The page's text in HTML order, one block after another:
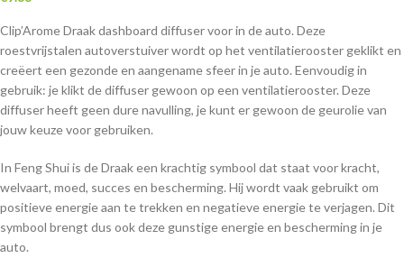
Clip’Arome Draak dashboard diffuser voor in de auto. Deze
roestvrijstalen autoverstuiver wordt op het ventilatierooster geklikt en
creëert een gezonde en aangename sfeer in je auto. Eenvoudig in
gebruik: je klikt de diffuser gewoon op een ventilatierooster. Deze
diffuser heeft geen dure navulling, je kunt er gewoon de geurolie van
jouw keuze voor gebruiken.
In Feng Shui is de Draak een krachtig symbool dat staat voor kracht,
welvaart, moed, succes en bescherming. Hij wordt vaak gebruikt om
positieve energie aan te trekken en negatieve energie te verjagen. Dit
symbool brengt dus ook deze gunstige energie en bescherming in je
auto.